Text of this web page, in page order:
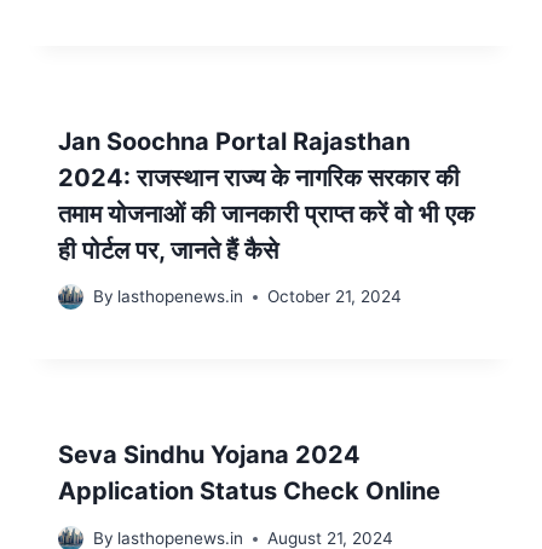
Jan Soochna Portal Rajasthan
2024: राजस्थान राज्य के नागरिक सरकार की
तमाम योजनाओं की जानकारी प्राप्त करें वो भी एक
ही पोर्टल पर, जानते हैं कैसे
By lasthopenews.in October 21, 2024
Seva Sindhu Yojana 2024
Application Status Check Online
By lasthopenews.in August 21, 2024